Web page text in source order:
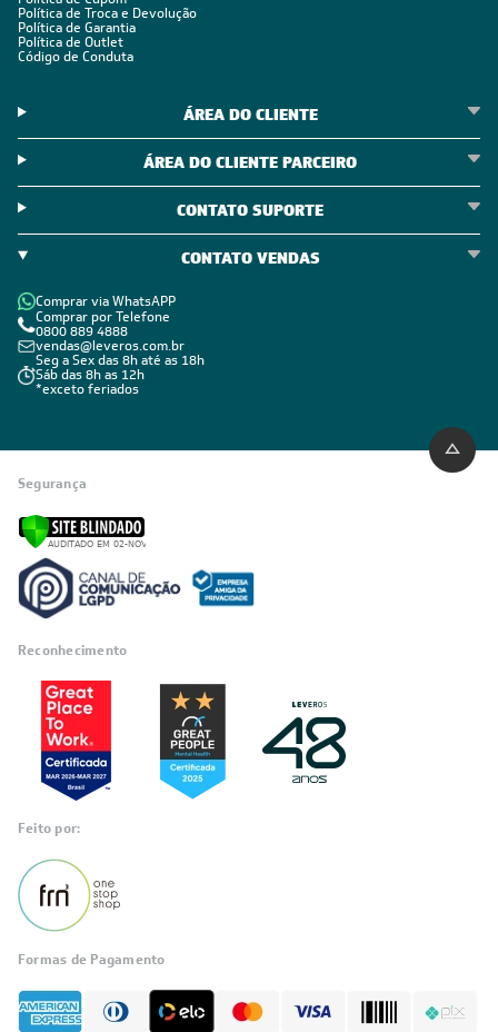
Política de Troca e Devolução
Política de Garantia
Política de Outlet
Código de Conduta
ÁREA DO CLIENTE
ÁREA DO CLIENTE PARCEIRO
CONTATO SUPORTE
CONTATO VENDAS
Comprar via WhatsAPP
Comprar por Telefone
0800 889 4888
vendas@leveros.com.br
Seg a Sex das 8h até as 18h
Sáb das 8h as 12h
*exceto feriados
Segurança
Reconhecimento
Feito por:
Formas de Pagamento
Fale com a LIA